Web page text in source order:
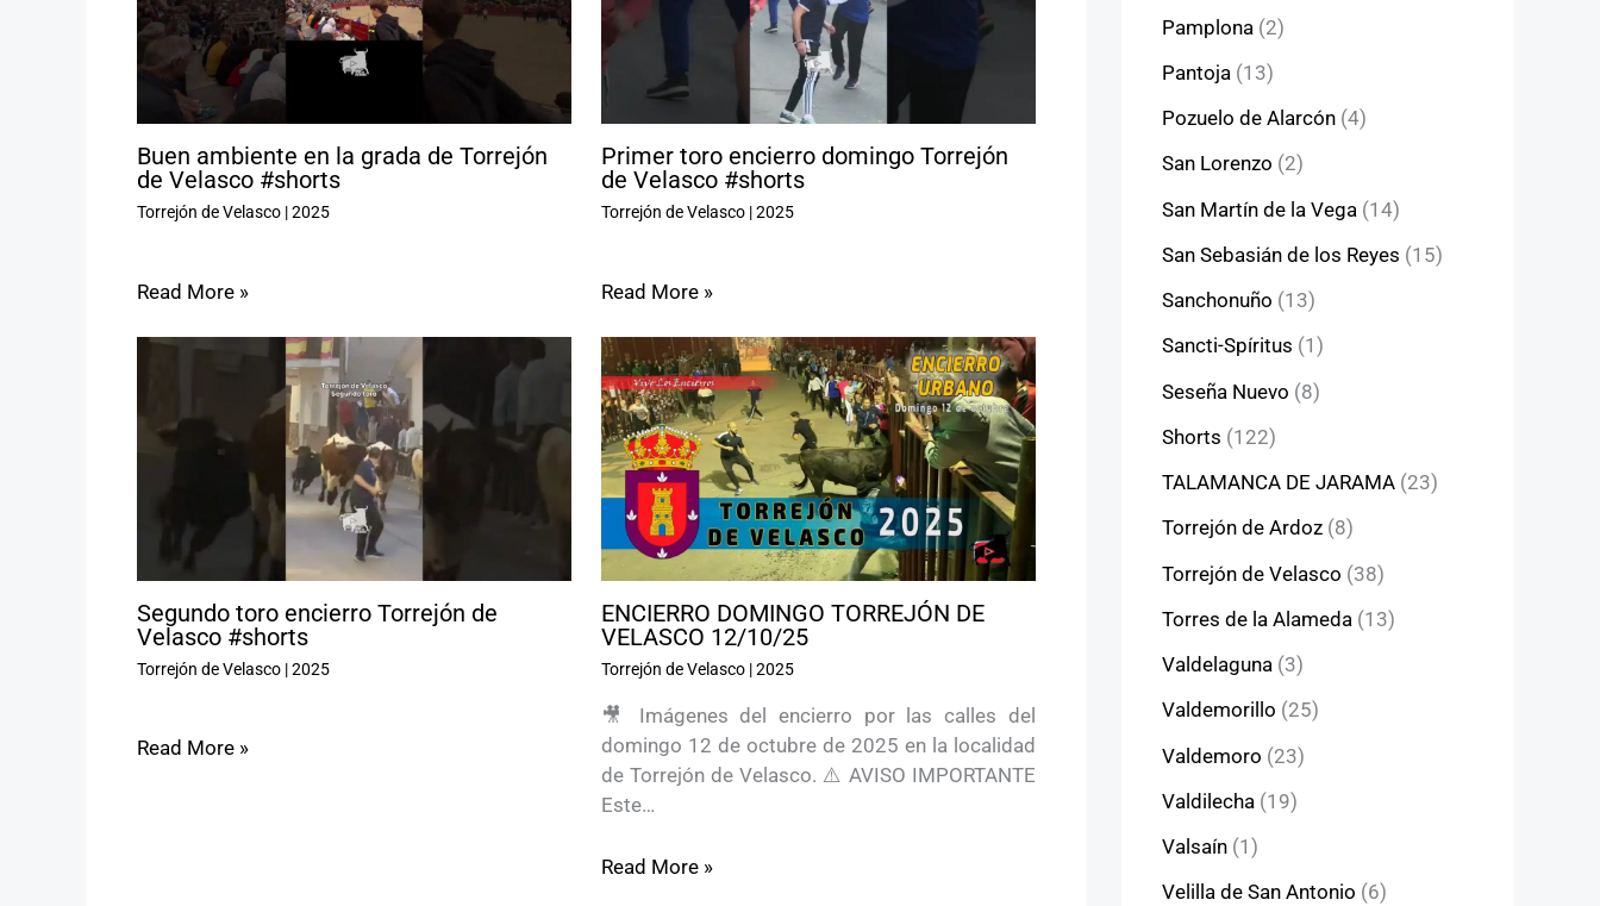
Buen ambiente en la grada de Torrejón
de Velasco #shorts
Torrejón de Velasco|2025
Read More »
Primer toro encierro domingo Torrejón
de Velasco #shorts
Torrejón de Velasco|2025
Read More »
Segundo toro encierro Torrejón de
Velasco #shorts
Torrejón de Velasco|2025
Read More »
ENCIERRO DOMINGO TORREJÓN DE
VELASCO 12/10/25
Torrejón de Velasco|2025
🎥 Imágenes del encierro por las calles del
domingo 12 de octubre de 2025 en la localidad
de Torrejón de Velasco. ⚠️ AVISO IMPORTANTE
Este…
Read More »
Pamplona (2)
Pantoja (13)
Pozuelo de Alarcón (4)
San Lorenzo (2)
San Martín de la Vega (14)
San Sebasián de los Reyes (15)
Sanchonuño (13)
Sancti-Spíritus (1)
Seseña Nuevo (8)
Shorts (122)
TALAMANCA DE JARAMA (23)
Torrejón de Ardoz (8)
Torrejón de Velasco (38)
Torres de la Alameda (13)
Valdelaguna (3)
Valdemorillo (25)
Valdemoro (23)
Valdilecha (19)
Valsaín (1)
Velilla de San Antonio (6)